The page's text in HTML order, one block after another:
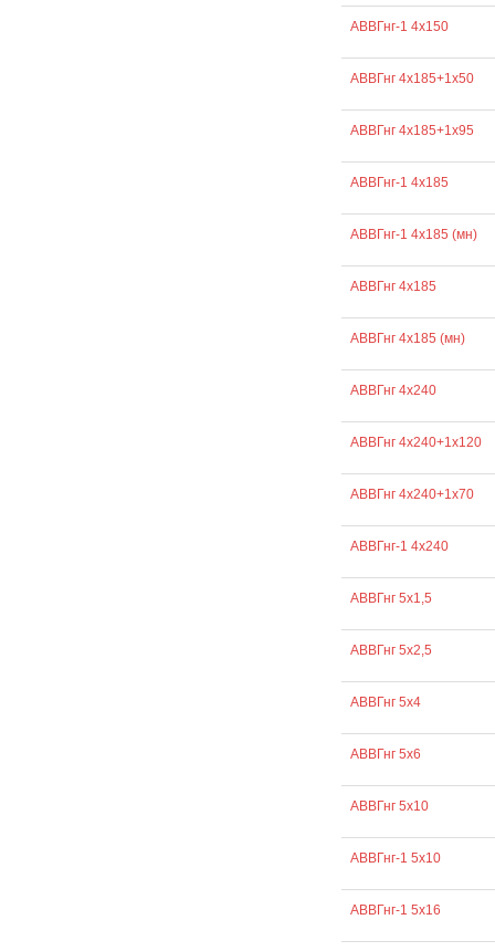
АВВГнг-1 4х150
АВВГнг 4х185+1х50
АВВГнг 4х185+1х95
АВВГнг-1 4х185
АВВГнг-1 4х185 (мн)
АВВГнг 4х185
АВВГнг 4х185 (мн)
АВВГнг 4х240
АВВГнг 4х240+1х120
АВВГнг 4х240+1х70
АВВГнг-1 4х240
АВВГнг 5х1,5
АВВГнг 5х2,5
АВВГнг 5х4
АВВГнг 5х6
АВВГнг 5х10
АВВГнг-1 5х10
АВВГнг-1 5х16